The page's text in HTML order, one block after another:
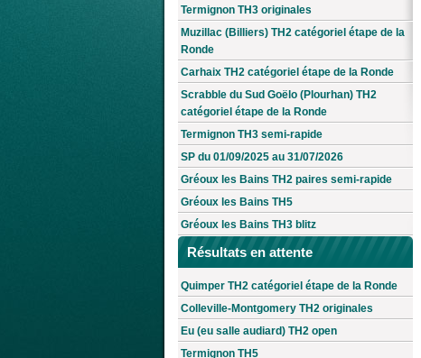
Termignon TH3 originales
Muzillac (Billiers) TH2 catégoriel étape de la
Ronde
Carhaix TH2 catégoriel étape de la Ronde
Scrabble du Sud Goëlo (Plourhan) TH2
catégoriel étape de la Ronde
Termignon TH3 semi-rapide
SP du 01/09/2025 au 31/07/2026
Gréoux les Bains TH2 paires semi-rapide
Gréoux les Bains TH5
Gréoux les Bains TH3 blitz
Résultats en attente
Quimper TH2 catégoriel étape de la Ronde
Colleville-Montgomery TH2 originales
Eu (eu salle audiard) TH2 open
Termignon TH5